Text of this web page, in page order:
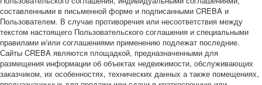
составленными в письменной форме и подписанными CREBA и
Пользователем. В случае противоречия или несоответствия между
текстом настоящего Пользовательского соглашения и специальными
правилами и/или соглашениями применению подлежат последние.
Сайты CREBA являются площадкой, предназначенными для
размещения информации об объектах недвижимости, обслуживающих
заказчиком, их особенностях, технических данных а также помещениях,